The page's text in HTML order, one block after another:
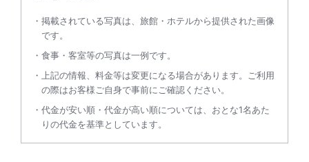
掲載されている写真は、旅館・ホテルから提供された画像
です。
食事・客室等の写真は一例です。
上記の情報、料金等は変更になる場合があります。ご利用
の際はお客様ご自身で事前にご確認ください。
代金が安い順・代金が高い順については、おとな1名あた
りの代金を基準としています。